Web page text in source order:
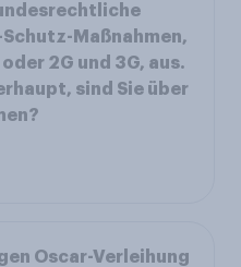
Maßnahmen,
2G und 3G, aus.
sind Sie über
Oscar-Verleihung